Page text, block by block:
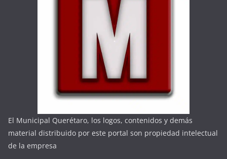
El Municipal Querétaro, los logos, contenidos y demás
material distribuido por este portal son propiedad intelectual
de la empresa